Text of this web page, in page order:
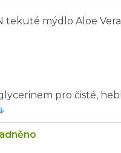
tekuté mýdlo Aloe
pro čisté,